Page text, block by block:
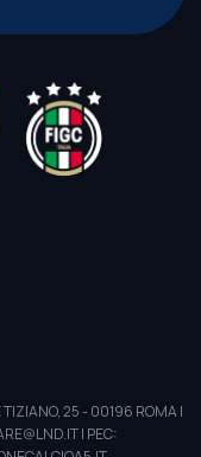
TIZIANO, 25 - 00196 ROMA |
| PEC: